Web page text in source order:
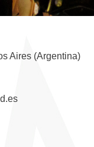
Aires (Argentina)